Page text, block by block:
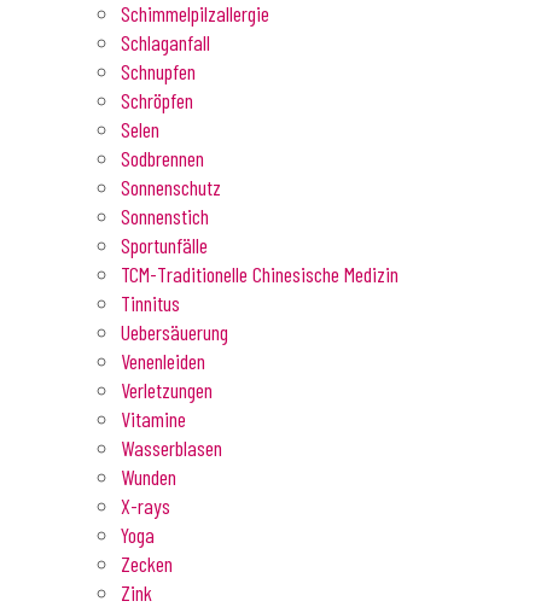
Schimmelpilzallergie
Schlaganfall
Schnupfen
Schröpfen
Selen
Sodbrennen
Sonnenschutz
Sonnenstich
Sportunfälle
TCM-Traditionelle Chinesische Medizin
Tinnitus
Uebersäuerung
Venenleiden
Verletzungen
Vitamine
Wasserblasen
Wunden
X-rays
Yoga
Zecken
Zink